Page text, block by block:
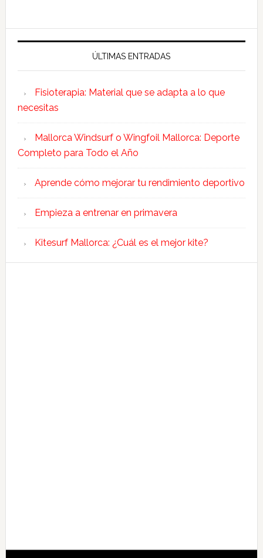
ÚLTIMAS ENTRADAS
Fisioterapia: Material que se adapta a lo que
necesitas
Mallorca Windsurf o Wingfoil Mallorca: Deporte
Completo para Todo el Año
Aprende cómo mejorar tu rendimiento deportivo
Empieza a entrenar en primavera
Kitesurf Mallorca: ¿Cuál es el mejor kite?